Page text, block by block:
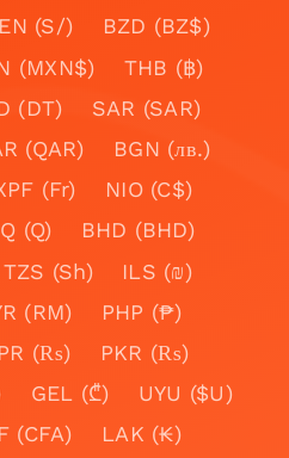
(S/)
BZD (BZ$)
(MXN$)
THB (฿)
(DT)
SAR (SAR)
(QAR)
BGN (лв.)
(Fr)
NIO (C$)
(Q)
BHD (BHD)
TZS (Sh)
ILS (₪)
(RM)
PHP (₱)
(₨)
PKR (₨)
GEL (₾)
UYU ($U)
(CFA)
LAK (₭)